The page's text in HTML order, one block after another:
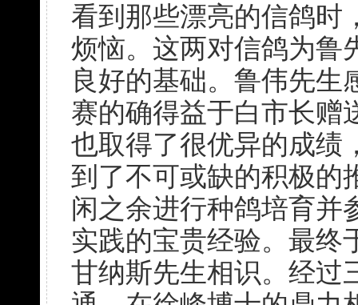
看到那些漂亮的信鸽时
烦恼。这两对信鸽为鲁
良好的基础。鲁伟先生
赛的确得益于白市长赠
也取得了很优异的成绩
到了不可或缺的积极的
闲之余进行种鸽培育并
实践的宝贵经验。最终
甘纳斯先生相识。经过